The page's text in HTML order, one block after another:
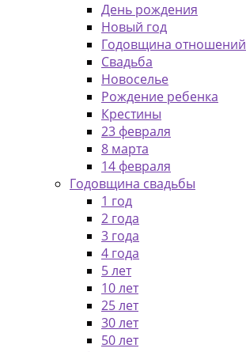
День рождения
Новый год
Годовщина отношений
Свадьба
Новоселье
Рождение ребенка
Крестины
23 февраля
8 марта
14 февраля
Годовщина свадьбы
1 год
2 года
3 года
4 года
5 лет
10 лет
25 лет
30 лет
50 лет